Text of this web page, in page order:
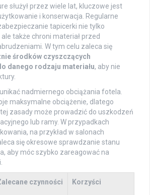
służył przez wiele lat, kluczowe jest
i konserwacja. Regularne
tapicerki nie tylko
także chroni materiał przed
W tym celu zaleca się
środków czyszczących
danego rodzaju materiału, aby nie
nadmiernego obciążania fotela.
maksymalne obciążenie, dlatego
zasady może prowadzić do uszkodzeń
lub ramy. W przypadkach
na przykład w salonach
się okresowe sprawdzanie stanu
aby móc szybko zareagować na
czynności Korzyści